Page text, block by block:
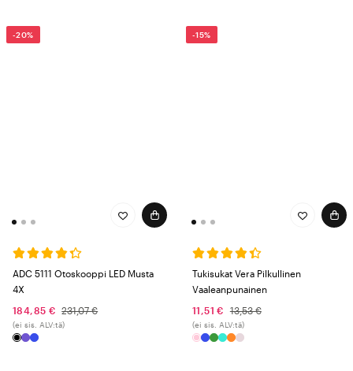
-20%
ADC 5111 Otoskooppi LED Musta
4X
184,85 € 231,07 €
(ei sis. ALV:tä)
-15%
Tukisukat Vera Pilkullinen
Vaaleanpunainen
11,51 €
13,53 €
(ei sis. ALV:tä)